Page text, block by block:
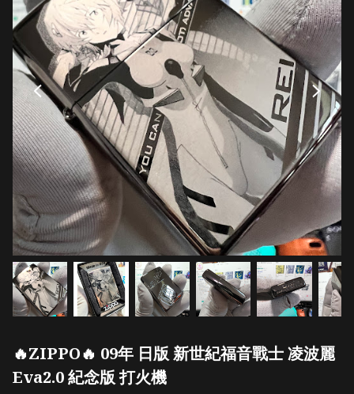
🔥ZIPPO🔥 09年 日版 新世紀福音戰士 凌波麗
Eva2.0 紀念版 打火機